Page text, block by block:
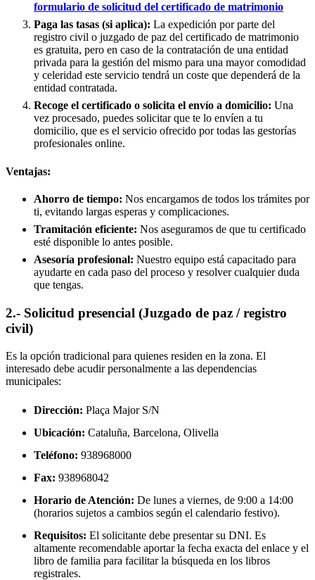
formulario de solicitud del certificado de matrimonio
Paga las tasas (si aplica): La expedición por parte del
registro civil o juzgado de paz del certificado de matrimonio
es gratuita, pero en caso de la contratación de una entidad
privada para la gestión del mismo para una mayor comodidad
y celeridad este servicio tendrá un coste que dependerá de la
entidad contratada.
Recoge el certificado o solicita el envío a domicilio: Una
vez procesado, puedes solicitar que te lo envíen a tu
domicilio, que es el servicio ofrecido por todas las gestorías
profesionales online.
Ventajas:
Ahorro de tiempo: Nos encargamos de todos los trámites por
ti, evitando largas esperas y complicaciones.
Tramitación eficiente: Nos aseguramos de que tu certificado
esté disponible lo antes posible.
Asesoría profesional: Nuestro equipo está capacitado para
ayudarte en cada paso del proceso y resolver cualquier duda
que tengas.
2.- Solicitud presencial (Juzgado de paz / registro
civil)
Es la opción tradicional para quienes residen en la zona. El
interesado debe acudir personalmente a las dependencias
municipales:
Dirección: Plaça Major S/N
Ubicación: Cataluña, Barcelona, Olivella
Teléfono: 938968000
Fax: 938968042
Horario de Atención: De lunes a viernes, de 9:00 a 14:00
(horarios sujetos a cambios según el calendario festivo).
Requisitos: El solicitante debe presentar su DNI. Es
altamente recomendable aportar la fecha exacta del enlace y el
libro de familia para facilitar la búsqueda en los libros
registrales.